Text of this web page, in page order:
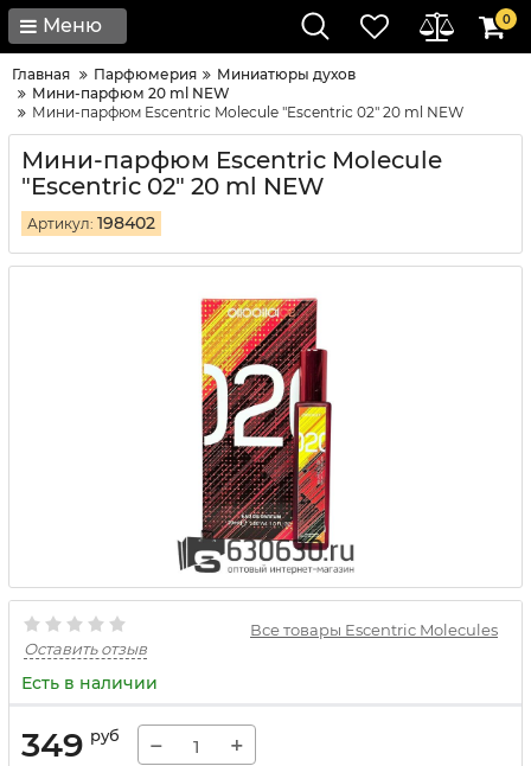
Меню 0
Главная Парфюмерия
Миниатюры духов
Мини-парфюм 20 ml NEW
Мини-парфюм Escentric Molecule "Escentric 02" 20 ml NEW
Мини-парфюм Escentric Molecule
"Escentric 02" 20 ml NEW
Артикул: 198402
Все товары Escentric Molecules
Оставить отзыв
Есть в наличии
349 руб − +